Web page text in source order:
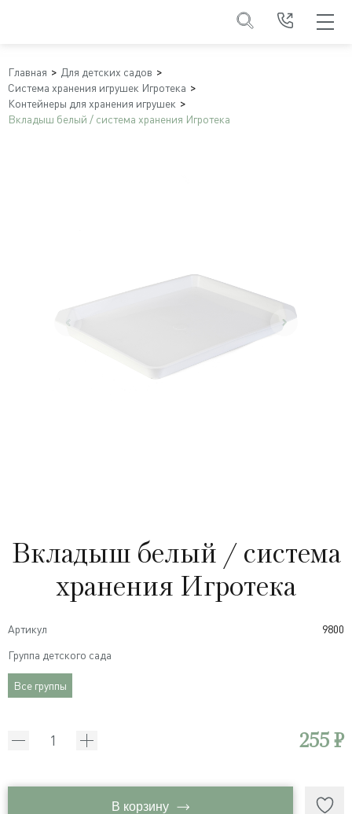
Главная
Для детских садов
Система хранения игрушек Игротека
Контейнеры для хранения игрушек
Вкладыш белый / система хранения Игротека
Вкладыш белый / система
хранения Игротека
Артикул
9800
Группа детского сада
Все группы
255 ₽
В корзину